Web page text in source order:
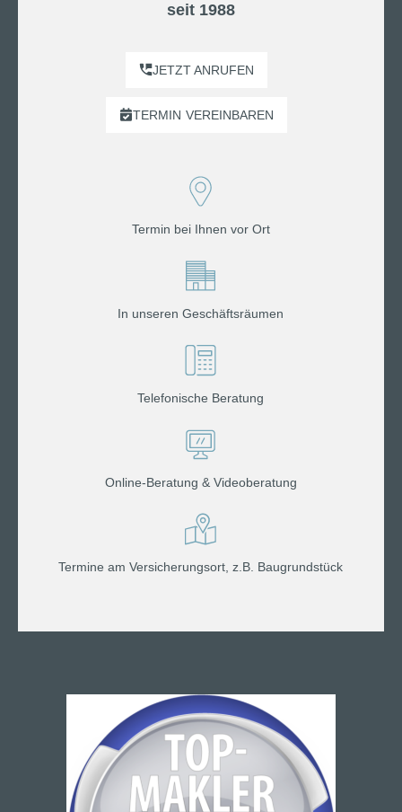
seit 1988
JETZT ANRUFEN
TERMIN VEREINBAREN
Termin bei Ihnen vor Ort
In unseren Geschäftsräumen
Telefonische Beratung
Online-Beratung & Videoberatung
Termine am Versicherungsort, z.B. Baugrundstück